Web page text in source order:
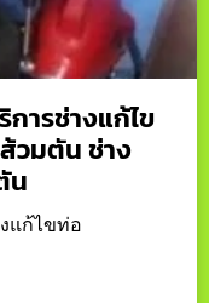
ารช่างแก้ไข
วมตัน ช่าง
น
แก้ไขท่อ